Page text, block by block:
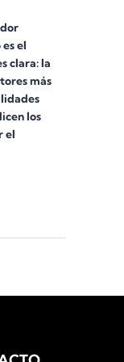
el
clara: la
más
los
el